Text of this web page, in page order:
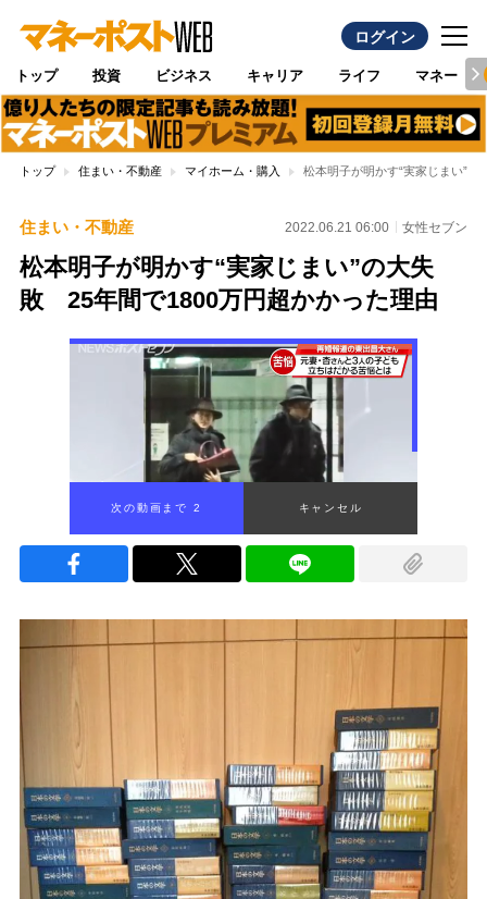
ログイン
トップ 投資 ビジネス キャリア ライフ マネー
トップ 住まい・不動産 マイホーム・購入 松本明子が明かす“実家じまい”
住まい・不動産 2022.06.21 06:00 女性セブン
松本明子が明かす“実家じまい”の大失
敗 25年間で1800万円超かかった理由
次の動画まで 1 キャンセル